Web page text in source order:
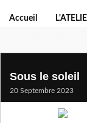
Accueil
torpeur
Sous le soleil
20 Septembre 2023